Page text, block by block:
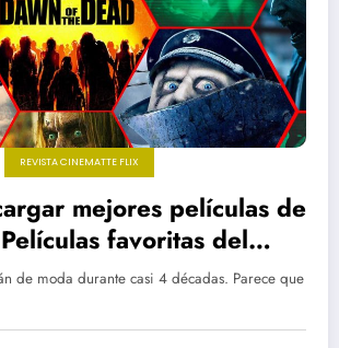
REVISTA CINEMATTE FLIX
mejores películas de
favoritas del
de moda durante casi 4 décadas. Parece que